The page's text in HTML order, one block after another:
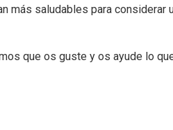
más saludables para considerar
que os guste y os ayude lo